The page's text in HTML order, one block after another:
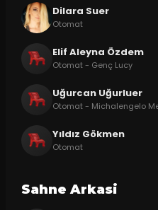
Dilara Suer
Otomat
Elif Aleyna Özdem
Otomat - Genç Lucy
Uğurcan Uğurluer
Otomat - Michalengelo
Yıldız Gökmen
Otomat
Sahne Arkasi